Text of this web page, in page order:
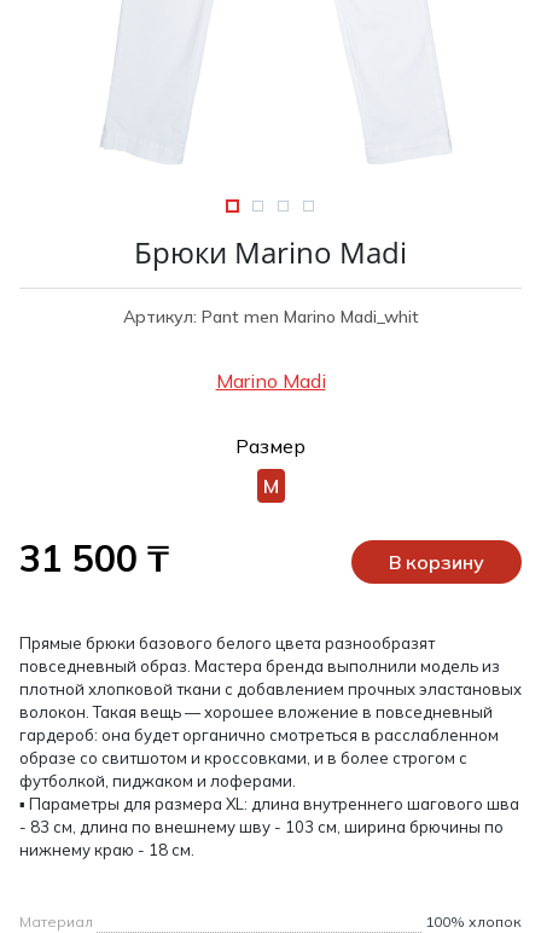
Туники
Спортивная
Топы / Майки
Шорты
Юбки
Туфли
Футболки /
Рубашки /
Туники
Спортивная
Трикотаж
Футболки /
Брюки Marino Madi
Артикул: Pant men Marino Madi_whit
Marino Madi
Размер
M
31 500 ₸ В корзину
Прямые брюки базового белого цвета разнообразят
повседневный образ. Мастера бренда выполнили модель из
плотной хлопковой ткани с добавлением прочных эластановых
волокон. Такая вещь — хорошее вложение в повседневный
гардероб: она будет органично смотреться в расслабленном
образе со свитшотом и кроссовками, и в более строгом с
футболкой, пиджаком и лоферами.
▪ Параметры для размера XL: длина внутреннего шагового шва
- 83 см, длина по внешнему шву - 103 см, ширина брючины по
нижнему краю - 18 см.
Материал
100% хлопок